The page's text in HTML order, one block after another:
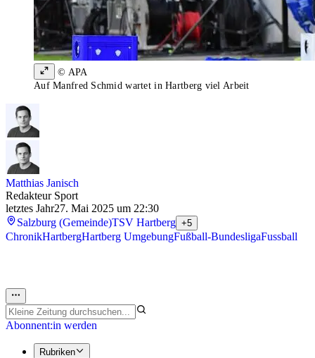
© APA
Auf Manfred Schmid wartet in Hartberg viel Arbeit
Matthias Janisch
Redakteur Sport
letztes Jahr27. Mai 2025 um 22:30
Salzburg (Gemeinde)TSV Hartberg +5
ChronikHartbergHartberg UmgebungFußball-BundesligaFussball
Abonnent:in werden
Rubriken